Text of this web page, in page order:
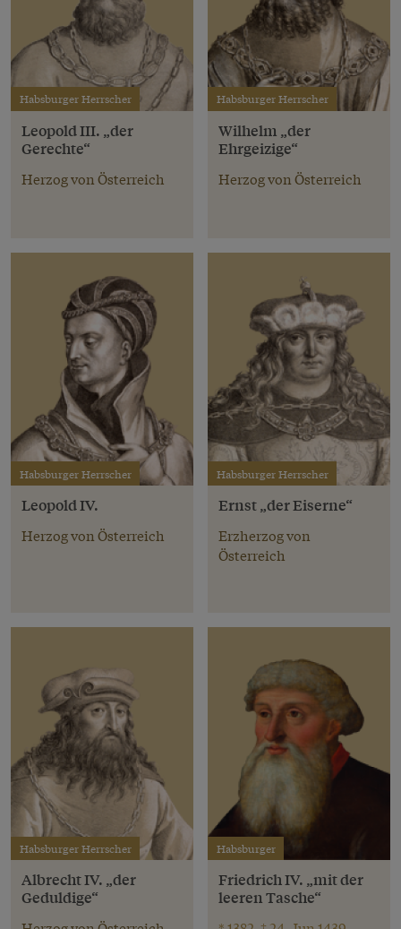
Habsburger Herrscher
Leopold III. „der
Gerechte“
Herzog von Österreich
Habsburger Herrscher
Wilhelm „der
Ehrgeizige“
Herzog von Österreich
Habsburger Herrscher
Leopold IV.
Herzog von Österreich
Habsburger Herrscher
Ernst „der Eiserne“
Erzherzog von
Österreich
Habsburger Herrscher
Albrecht IV. „der
Geduldige“
Habsburger
Friedrich IV. „mit der
leeren Tasche“